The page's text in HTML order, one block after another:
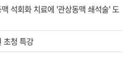
석회화 치료에 '관상동맥 쇄석술' 도
초청 특강